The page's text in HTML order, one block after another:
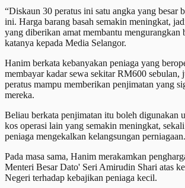
“Diskaun 30 peratus ini satu angka yang besar
ini. Harga barang basah semakin meningkat,
yang diberikan amat membantu mengurangkan
katanya kepada Media Selangor.
Hanim berkata kebanyakan peniaga yang
membayar kadar sewa sekitar RM600 sebulan,
peratus mampu memberikan penjimatan yang
mereka.
Beliau berkata penjimatan itu boleh digunakan
kos operasi lain yang semakin meningkat,
peniaga mengekalkan kelangsungan perniagaan.
Pada masa sama, Hanim merakamkan
Menteri Besar Dato' Seri Amirudin Shari atas
Negeri terhadap kebajikan peniaga kecil.